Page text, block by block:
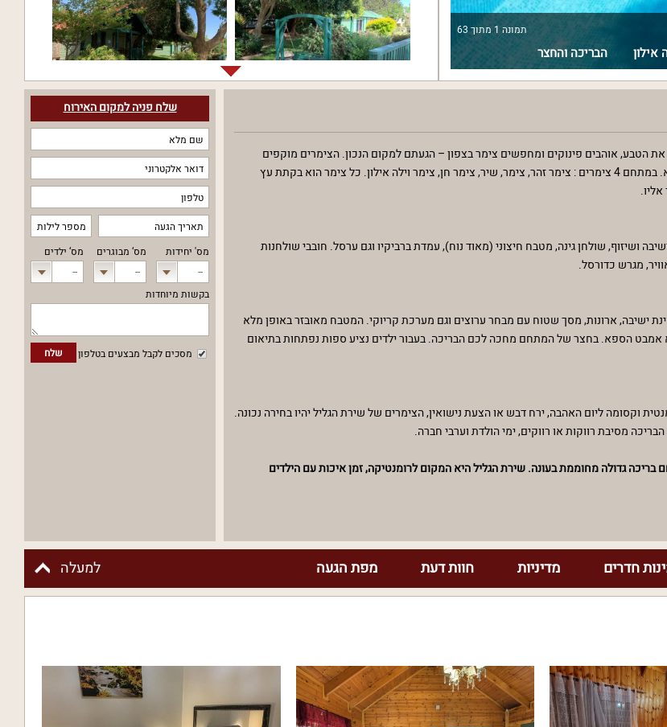
תמונה 1 מתוך63
אילון הבריכה והחצר
שלח פניה למקום האירוח
מס‘ ילדים
--
מס‘ מבוגרים
--
מס' יחידות
--
בקשות מיוחדות
שלח מסכים לקבל מבצעים בטלפון
הטבע, אוהבים פינוקים ומחפשים צימר בצפון – הגעתם למקום הנכון. הצימרים מוקפים
מדשאות וצמחייה, יש בריכה מגודרת ומחוממת בעונה ובכל צימר תיהנו גם מאמבט ספא. במתחם 4 צימרים : צימר זהר, צימר, שיר, צימר חן, צימר וילה אילון. כל צימר הוא בקתת עץ
ושיזוף, שולחן גינה, מטבח חיצוני (מאוד נוח), עמדת ברביקיו וגם ערסל. חובבי שולחנות
מגרש כדורסל.
ישיבה, ארונות, מסך שטוח עם מבחר ערוצים וגם מערכת קריוקי. המטבח מאובזר באופן מלא
צימר היא אמבט הספא. בחצר של המתחם מחכה לכם הבריכה. בעבור ילדים נציע ספות נפתחות בתיאום
וקסומה ליום האהבה, ירח דבש או הצעת נישואין, הצימרים של שירת הגליל יהיו בחירה נכונה.
מסיבת רווקות או רווקים, ימי הולדת וערבי חברה.
גדולה מחוממת בעונה. שירת הגליל היא המקום לרומנטיקה, זמן איכות עם הילדים
למעלה חדרים מדיניות חוות דעת מפת הגעה